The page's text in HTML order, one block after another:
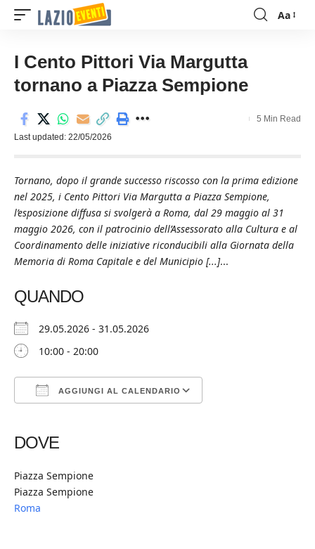
Font
Aa
I Cento Pittori Via Margutta
tornano a Piazza Sempione
Last updated: 22/05/2026
5 Min Read
Tornano, dopo il grande successo riscosso con la prima edizione
nel 2025, i Cento Pittori Via Margutta a Piazza Sempione,
l’esposizione diffusa si svolgerà a Roma, dal 29 maggio al 31
maggio 2026, con il patrocinio dell’Assessorato alla Cultura e al
Coordinamento delle iniziative riconducibili alla Giornata della
Memoria di Roma Capitale e del Municipio [...]...
QUANDO
29.05.2026 - 31.05.2026
10:00 - 20:00
AGGIUNGI AL CALENDARIO
DOVE
Piazza Sempione
Piazza Sempione
Roma